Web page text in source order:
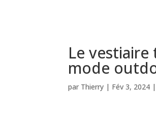
Le
mode
par Thierry | Fév 3, 2024